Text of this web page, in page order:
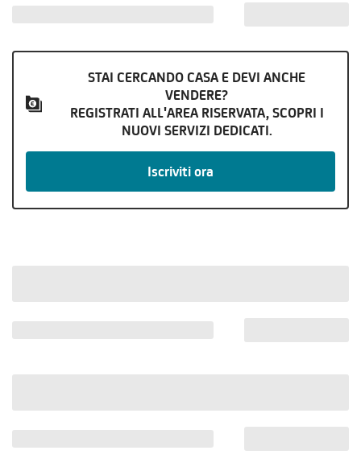
STAI CERCANDO CASA E DEVI ANCHE
VENDERE?
REGISTRATI ALL'AREA RISERVATA, SCOPRI I
NUOVI SERVIZI DEDICATI.
Iscriviti ora